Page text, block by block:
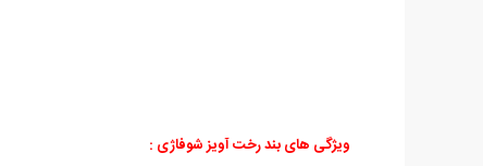
ویژگی های بند رخت آویز شوفاژی :